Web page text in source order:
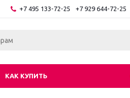
+7 495 133-72-25 +7 929 644-72-25
КАК КУПИТЬ